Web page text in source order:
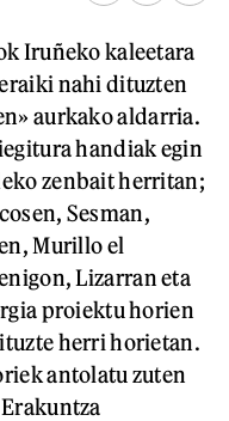
Iruñeko kaleetara
nahi dituzten
aurkako aldarria.
handiak egin
zenbait herritan;
Sesman,
Murillo el
Lizarran eta
proiektu horien
herri horietan.
antolatu zuten